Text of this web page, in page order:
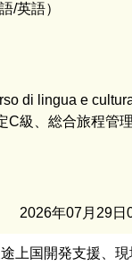
/英語）
di lingua e
C級、総合旅程管
2026年07月29日
上国開発支援、現